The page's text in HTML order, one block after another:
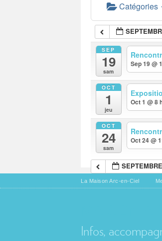
Catégories
SEP
19
sam
Sep 19 @
OCT
1
jeu
Oct 1 @ 8
OCT
24
sam
Oct 24 @
La Maison Arc-en-Ciel
Infos,